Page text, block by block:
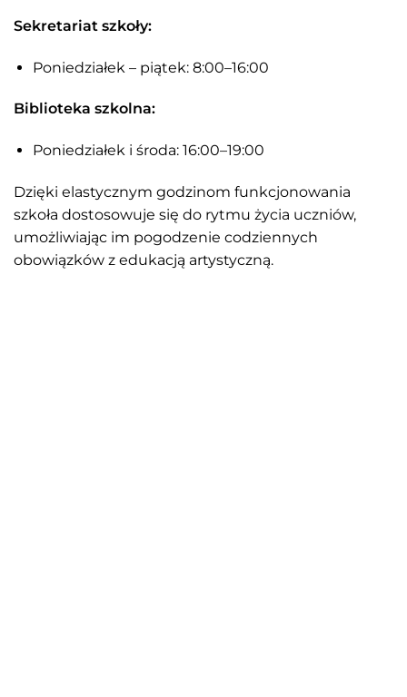
Sekretariat szkoły:
Poniedziałek – piątek: 8:00–16:00
Biblioteka szkolna:
Poniedziałek i środa: 16:00–19:00
Dzięki elastycznym godzinom funkcjonowania
szkoła dostosowuje się do rytmu życia uczniów,
umożliwiając im pogodzenie codziennych
obowiązków z edukacją artystyczną.